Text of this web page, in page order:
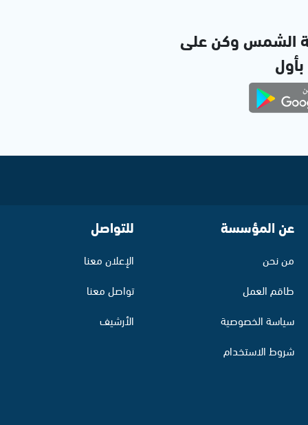
الشمس وكن على
بأول
عن المؤسسة
من نحن
طاقم العمل
سياسة الخصوصية
شروط الاستخدام
للتواصل
الإعلان معنا
تواصل معنا
الأرشيف